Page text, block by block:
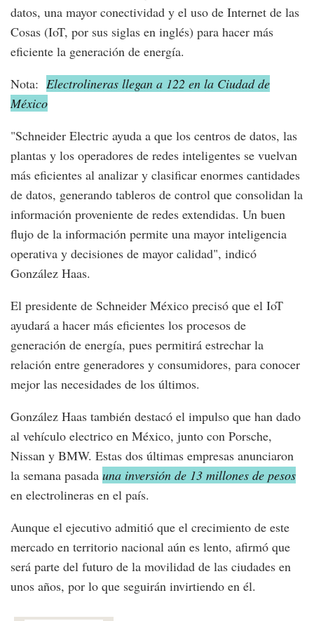
datos, una mayor conectividad y el uso de Internet de las
Cosas (IoT, por sus siglas en inglés) para hacer más
eficiente la generación de energía.
Nota: Electrolineras llegan a 122 en la Ciudad de
México
"Schneider Electric ayuda a que los centros de datos, las
plantas y los operadores de redes inteligentes se vuelvan
más eficientes al analizar y clasificar enormes cantidades
de datos, generando tableros de control que consolidan la
información proveniente de redes extendidas. Un buen
flujo de la información permite una mayor inteligencia
operativa y decisiones de mayor calidad", indicó
González Haas.
El presidente de Schneider México precisó que el IoT
ayudará a hacer más eficientes los procesos de
generación de energía, pues permitirá estrechar la
relación entre generadores y consumidores, para conocer
mejor las necesidades de los últimos.
González Haas también destacó el impulso que han dado
al vehículo electrico en México, junto con Porsche,
Nissan y BMW. Estas dos últimas empresas anunciaron
la semana pasada una inversión de 13 millones de pesos
en electrolineras en el país.
Aunque el ejecutivo admitió que el crecimiento de este
mercado en territorio nacional aún es lento, afirmó que
será parte del futuro de la movilidad de las ciudades en
unos años, por lo que seguirán invirtiendo en él.